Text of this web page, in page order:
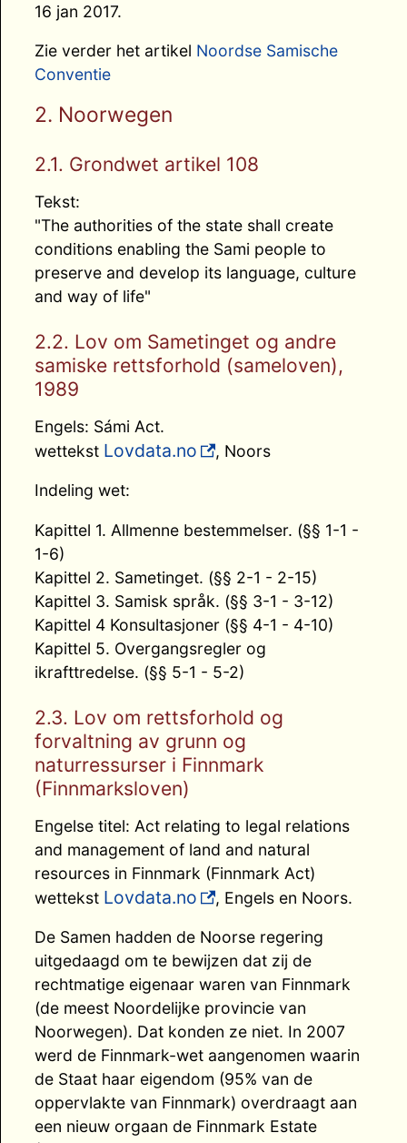
16 jan 2017.
Zie verder het artikel Noordse Samische
Conventie
2. Noorwegen
2.1. Grondwet artikel 108
Tekst:
"The authorities of the state shall create
conditions enabling the Sami people to
preserve and develop its language, culture
and way of life"
2.2. Lov om Sametinget og andre
samiske rettsforhold (sameloven),
1989
Engels: Sámi Act.
wettekst Lovdata.no , Noors
Indeling wet:
Kapittel 1. Allmenne bestemmelser. (§§ 1-1 -
1-6)
Kapittel 2. Sametinget. (§§ 2-1 - 2-15)
Kapittel 3. Samisk språk. (§§ 3-1 - 3-12)
Kapittel 4 Konsultasjoner (§§ 4-1 - 4-10)
Kapittel 5. Overgangsregler og
ikrafttredelse. (§§ 5-1 - 5-2)
2.3. Lov om rettsforhold og
forvaltning av grunn og
naturressurser i Finnmark
(Finnmarksloven)
Engelse titel: Act relating to legal relations
and management of land and natural
resources in Finnmark (Finnmark Act)
wettekst Lovdata.no , Engels en Noors.
De Samen hadden de Noorse regering
uitgedaagd om te bewijzen dat zij de
rechtmatige eigenaar waren van Finnmark
(de meest Noordelijke provincie van
Noorwegen). Dat konden ze niet. In 2007
werd de Finnmark-wet aangenomen waarin
de Staat haar eigendom (95% van de
oppervlakte van Finnmark) overdraagt aan
een nieuw orgaan de Finnmark Estate